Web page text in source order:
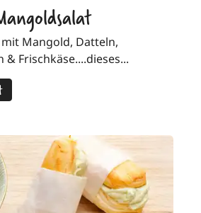
mit Mangold, Datteln,
& Frischkäse....dieses...